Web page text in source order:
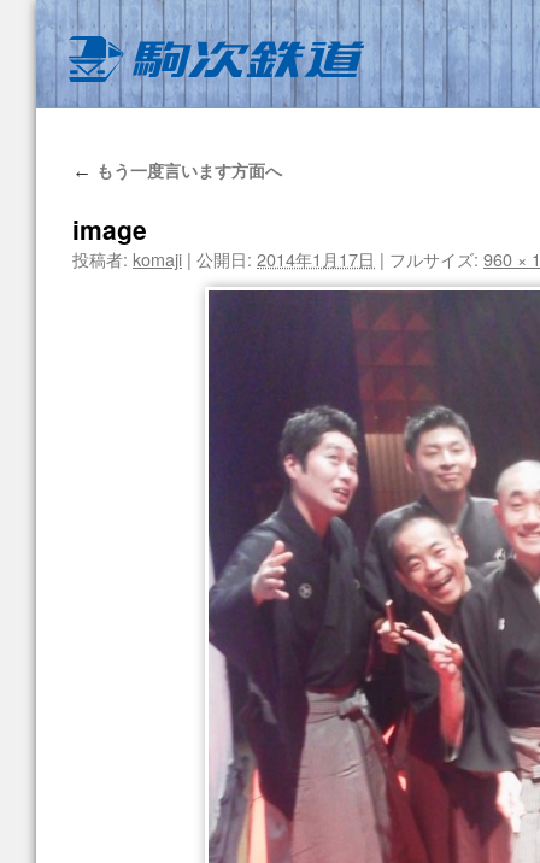
← もう一度言います方面へ
image
投稿者: komaji | 公開日: 2014年1月17日 | フルサイズ: 960 ×